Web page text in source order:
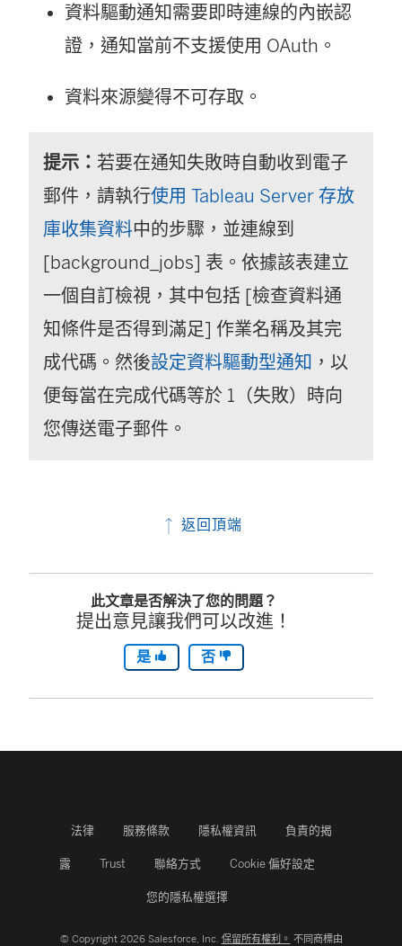
資料驅動通知需要即時連線的內嵌認
證，通知當前不支援使用 OAuth。
資料來源變得不可存取。
提示： 若要在通知失敗時自動收到電子
郵件，請執行使用 Tableau Server 存放
庫收集資料中的步驟，並連線到
[background_jobs] 表。依據該表建立
一個自訂檢視，其中包括 [檢查資料通
知條件是否得到滿足] 作業名稱及其完
成代碼。然後設定資料驅動型通知 ，以
便每當在完成代碼等於 1（失敗）時向
您傳送電子郵件。
返回頂端
此文章是否解決了您的問題？
提出意見讓我們可以改進！
是 否
法律 服務條款 隱私權資訊 負責的揭
露 Trust 聯絡方式 Cookie 偏好設定
您的隱私權選擇
© Copyright 2026 Salesforce, Inc. 保留所有權利。 不同商標由